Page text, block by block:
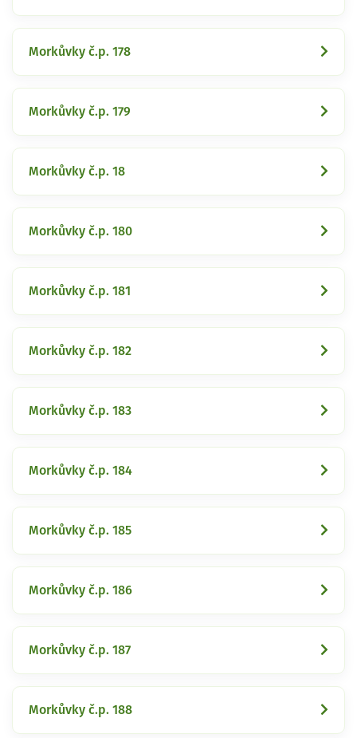
Morkůvky č.p. 178
Morkůvky č.p. 179
Morkůvky č.p. 18
Morkůvky č.p. 180
Morkůvky č.p. 181
Morkůvky č.p. 182
Morkůvky č.p. 183
Morkůvky č.p. 184
Morkůvky č.p. 185
Morkůvky č.p. 186
Morkůvky č.p. 187
Morkůvky č.p. 188